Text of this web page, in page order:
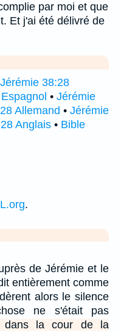
par moi et que
Et j'ai été délivré de
Jérémie 38:28
• Jérémie
Allemand • Jérémie
Anglais • Bible
.
de Jérémie et le
entièrement comme
alors le silence
ne s'était pas
dans la cour de la